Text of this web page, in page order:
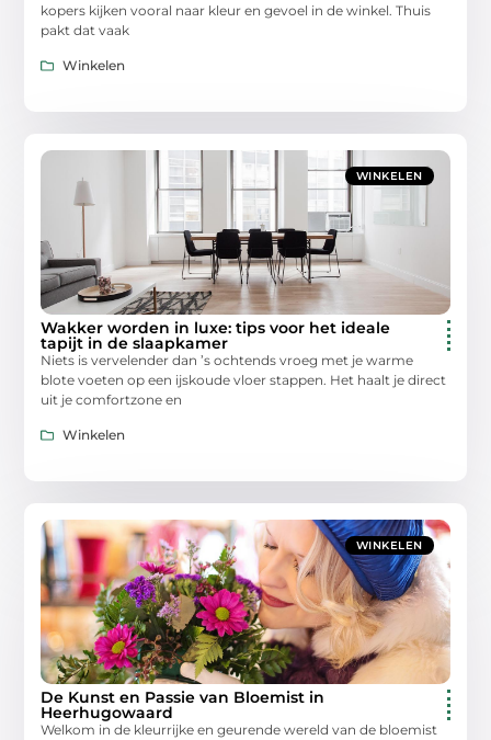
kopers kijken vooral naar kleur en gevoel in de winkel. Thuis
pakt dat vaak
Winkelen
WINKELEN
Wakker worden in luxe: tips voor het ideale
tapijt in de slaapkamer
Niets is vervelender dan ’s ochtends vroeg met je warme
blote voeten op een ijskoude vloer stappen. Het haalt je direct
uit je comfortzone en
Winkelen
WINKELEN
De Kunst en Passie van Bloemist in
Heerhugowaard
Welkom in de kleurrijke en geurende wereld van de bloemist